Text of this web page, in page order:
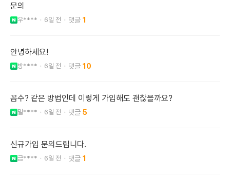
문의
우**** 6일 전 1
안녕하세요!
방**** 6일 전 10
꼼수? 같은 방법인데 이렇게 가입해도 괜찮을까요?
밀**** 6일 전 5
신규가입 문의드립니다.
금**** 6일 전 1